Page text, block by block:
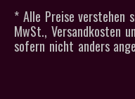
* Alle Preise verstehen
MwSt., Versandkosten
sofern nicht anders